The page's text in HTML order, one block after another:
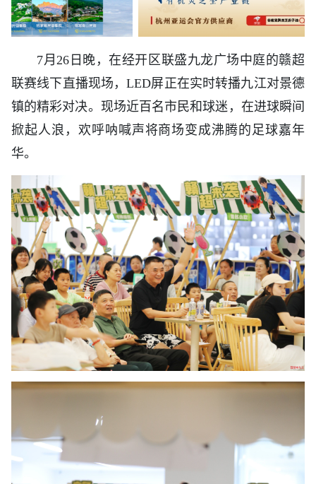
7月26日晚，在经开区联盛九龙广场中庭的赣超
联赛线下直播现场，LED屏正在实时转播九江对景德
镇的精彩对决。现场近百名市民和球迷，在进球瞬间
掀起人浪，欢呼呐喊声将商场变成沸腾的足球嘉年
华。